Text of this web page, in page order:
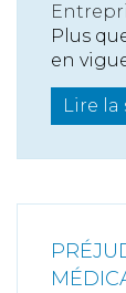
Plus
en
Lire la